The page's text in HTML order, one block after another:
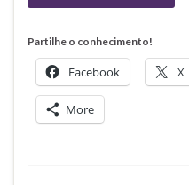
Partilhe o conhecimento!
Facebook X
More